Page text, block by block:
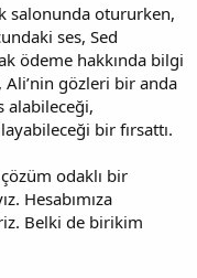
salonunda otururken,
ses, Sed
ödeme hakkında bilgi
gözleri bir anda
alabileceği,
bir fırsattı.
odaklı bir
Hesabımıza
Belki de birikim